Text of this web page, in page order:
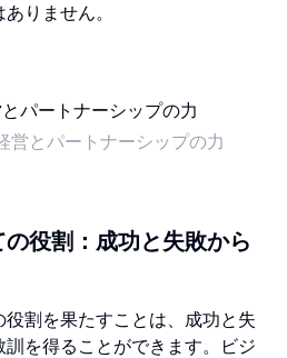
りません。
営とパートナーシップの力
役割：成功と失敗から
役割を果たすことは、成功と失
を得ることができます。ビジ